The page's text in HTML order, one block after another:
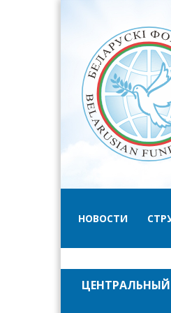
НОВОСТИ